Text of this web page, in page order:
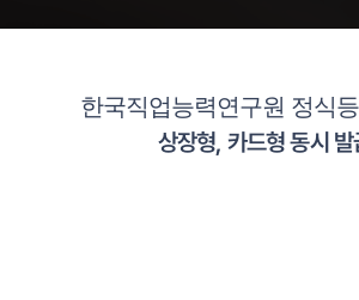
한국직업능력연구원 정식
상장형, 카드형 동시 발